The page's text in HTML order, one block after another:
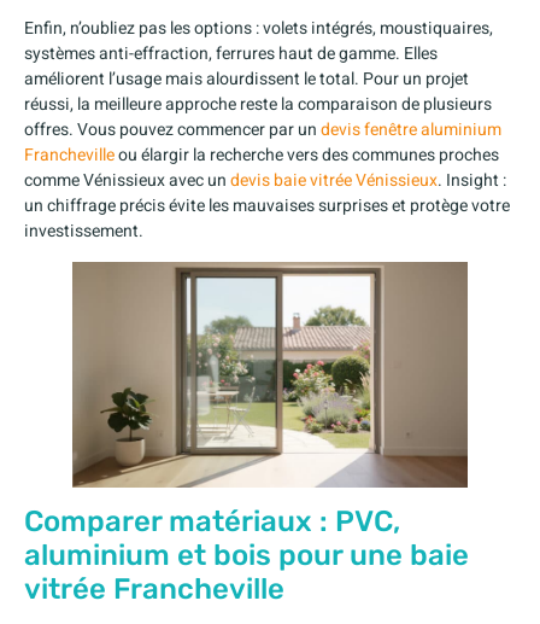
Enfin, n’oubliez pas les options : volets intégrés, moustiquaires,
systèmes anti-effraction, ferrures haut de gamme. Elles
améliorent l’usage mais alourdissent le total. Pour un projet
réussi, la meilleure approche reste la comparaison de plusieurs
offres. Vous pouvez commencer par undevis fenêtre aluminium
Franchevilleou élargir la recherche vers des communes proches
comme Vénissieux avec undevis baie vitrée Vénissieux. Insight :
un chiffrage précis évite les mauvaises surprises et protège votre
investissement.
Comparer matériaux : PVC,
aluminium et bois pour une baie
vitrée Francheville